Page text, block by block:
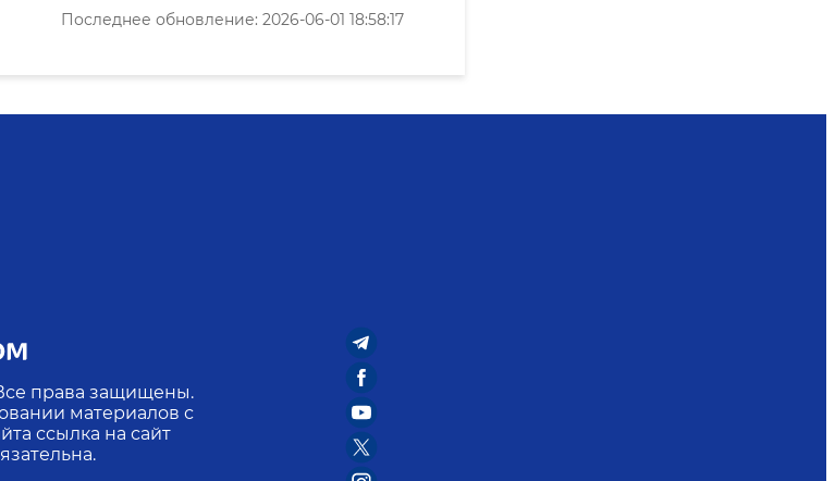
Последнее обновление: 2026-06-01 18:58:17
права защищены.
материалов с
ссылка на сайт